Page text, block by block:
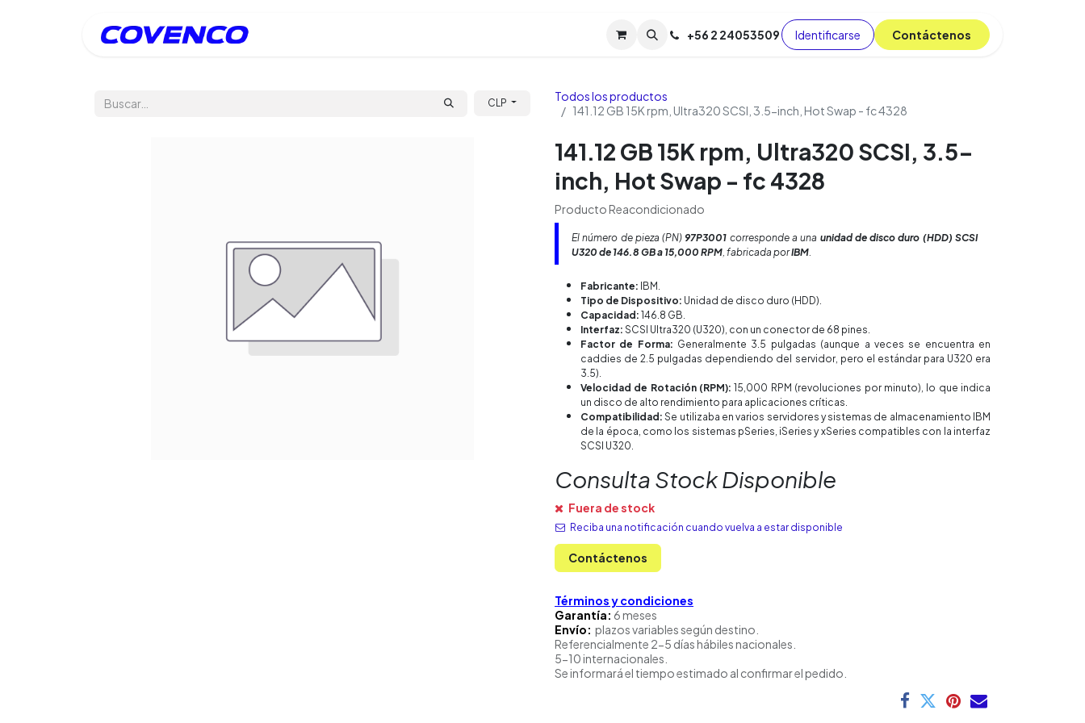
Soporte TPM (CL) Tienda Cursos Blog
+56 2 24053509 Identificarse C​​​​ont​​​​áct​​​​​​en​​​​​​os
CLP
Todos los productos
141.12 GB 15K rpm, Ultra320 SCSI, 3.5-inch, Hot Swap - fc 4328
141.12 GB 15K rpm, Ultra320 SCSI, 3.5-
inch, Hot Swap - fc 4328
Producto Reacondicionado
El número de pieza (PN) 97P3001 corresponde a una unidad de disco duro (HDD) SCSI
U320 de 146.8 GB a 15,000 RPM, fabricada porIBM.
Fabricante: IBM.
Tipo de Dispositivo: Unidad de disco duro (HDD).
Capacidad: 146.8 GB.
Interfaz: SCSI Ultra320 (U320), con un conector de 68 pines.
Factor de Forma: Generalmente 3.5 pulgadas (aunque a veces se encuentra en
caddies de 2.5 pulgadas dependiendo del servidor, pero el estándar para U320 era
3.5).
Velocidad de Rotación (RPM): 15,000 RPM (revoluciones por minuto), lo que indica
un disco de alto rendimiento para aplicaciones críticas.
Compatibilidad: Se utilizaba en varios servidores y sistemas de almacenamiento IBM
de la época, como los sistemas pSeries, iSeries y xSeries compatibles con la interfaz
SCSI U320.
Consulta Stock Disponible
Fuera de stock
Reciba una notificación cuando vuelva a estar disponible
Contáctenos
Términos y condiciones
Garantía: 6 meses
Envío: plazos variables según destino.
Referencialmente 2-5 días hábiles nacionales.
5-10 internacionales.
Se informará el tiempo estimado al confirmar el pedido.